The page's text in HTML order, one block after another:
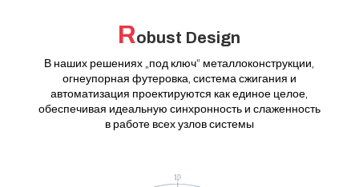
Robust Design
В наших решениях „под ключ“ металлоконструкции,
огнеупорная футеровка, система сжигания и
автоматизация проектируются как единое целое,
обеспечивая идеальную синхронность и слаженность
в работе всех узлов системы